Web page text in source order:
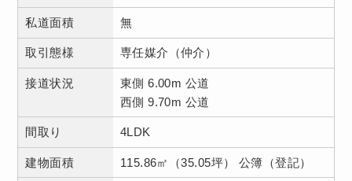
私道面積 無
取引態様 専任媒介（仲介）
接道状況
東側 6.00m 公道
西側 9.70m 公道
間取り 4LDK
建物面積 115.86㎡（35.05坪） 公簿（登記）